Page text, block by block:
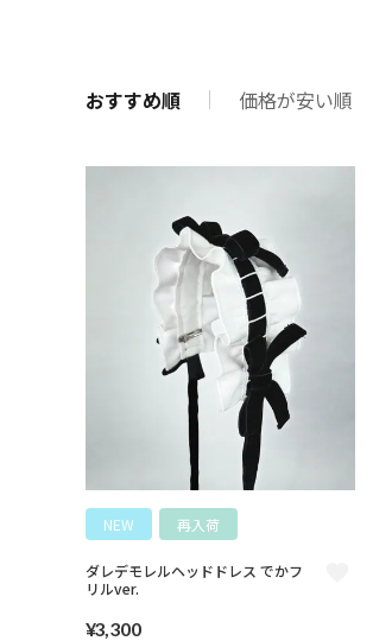
おすすめ順 価格が安い順
ダレデモレルヘッドドレス でかフ
リルver.
NEW 再入荷
¥3,300